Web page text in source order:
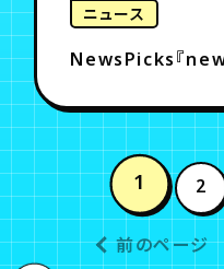
ニュース
NewsPicks『
前のページ
1 2